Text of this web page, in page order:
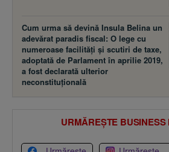
Cum urma să devină Insula Belina un
adevărat paradis fiscal: O lege cu
numeroase facilităţi şi scutiri de taxe,
adoptată de Parlament în aprilie 2019,
a fost declarată ulterior
neconstituţională
URMĂREȘTE BUSINESS